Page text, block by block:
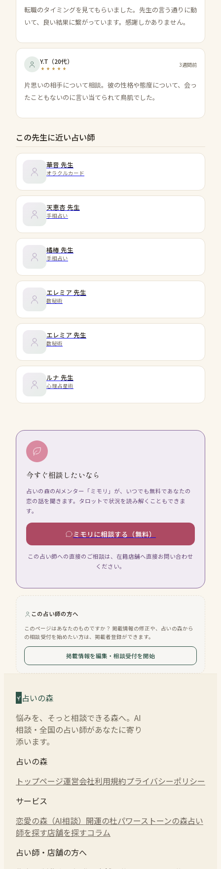
転職のタイミングを見てもらいました。先生の言う通りに動
いて、良い結果に繋がっています。感謝しかありません。
Y.T （20代） 3週間前
片思いの相手について相談。彼の性格や態度について、会っ
たこともないのに言い当てられて鳥肌でした。
この先生に近い占い師
華音 先生
オラクルカード
天恵杏 先生
手相占い
橘椿 先生
手相占い
エレミア 先生
数秘術
エレミア 先生
数秘術
ルナ 先生
心理占星術
今すぐ相談したいなら
占いの森のAIメンター「ミモリ」が、いつでも無料であなたの
恋の話を聞きます。タロットで状況を読み解くこともできま
す。
ミモリに相談する（無料）
この占い師への直接のご相談は、在籍店舗へ直接お問い合わせ
ください。
この占い師の方へ
このページはあなたのものですか？ 掲載情報の修正や、占いの森から
の相談受付を始めたい方は、掲載者登録ができます。
掲載情報を編集・相談受付を開始
占いの森
悩みを、そっと相談できる森へ。AI
相談・全国の占い師があなたに寄り
添います。
占いの森
トップページ運営会社利用規約プライバシーポリシー
サービス
恋愛の森（AI相談） 開運の杜パワーストーンの森占い
師を探す店舗を探すコラム
占い師・店舗の方へ